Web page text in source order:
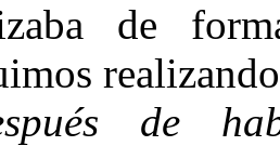
de
de